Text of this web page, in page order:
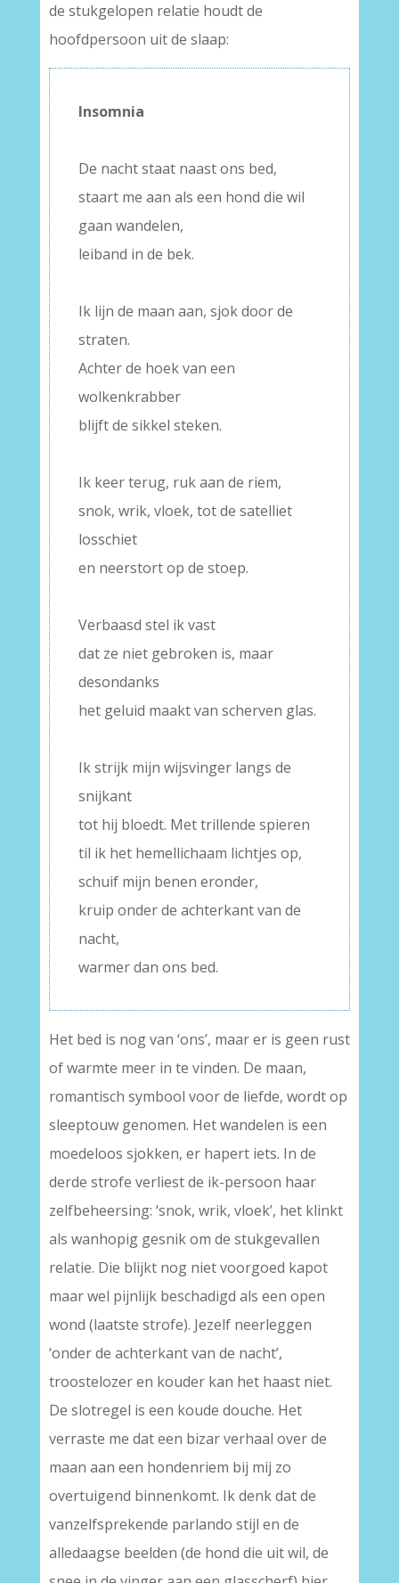
de stukgelopen relatie houdt de
hoofdpersoon uit de slaap:
Insomnia
De nacht staat naast ons bed,
staart me aan als een hond die wil
gaan wandelen,
leiband in de bek.
Ik lijn de maan aan, sjok door de
straten.
Achter de hoek van een
wolkenkrabber
blijft de sikkel steken.
Ik keer terug, ruk aan de riem,
snok, wrik, vloek, tot de satelliet
losschiet
en neerstort op de stoep.
Verbaasd stel ik vast
dat ze niet gebroken is, maar
desondanks
het geluid maakt van scherven glas.
Ik strijk mijn wijsvinger langs de
snijkant
tot hij bloedt. Met trillende spieren
til ik het hemellichaam lichtjes op,
schuif mijn benen eronder,
kruip onder de achterkant van de
nacht,
warmer dan ons bed.
Het bed is nog van ‘ons’, maar er is geen rust
of warmte meer in te vinden. De maan,
romantisch symbool voor de liefde, wordt op
sleeptouw genomen. Het wandelen is een
moedeloos sjokken, er hapert iets. In de
derde strofe verliest de ik-persoon haar
zelfbeheersing: ‘snok, wrik, vloek’, het klinkt
als wanhopig gesnik om de stukgevallen
relatie. Die blijkt nog niet voorgoed kapot
maar wel pijnlijk beschadigd als een open
wond (laatste strofe). Jezelf neerleggen
‘onder de achterkant van de nacht’,
troostelozer en kouder kan het haast niet.
De slotregel is een koude douche. Het
verraste me dat een bizar verhaal over de
maan aan een hondenriem bij mij zo
overtuigend binnenkomt. Ik denk dat de
vanzelfsprekende parlando stijl en de
alledaagse beelden (de hond die uit wil, de